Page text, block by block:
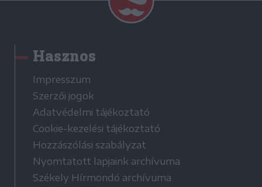
Hasznos
Impresszum
Szerzői jogok
Adatvédelmi tájékoztató
Cookie-kezelési tájékoztató
Hozzászólási szabályzat
Nyomtatott lapjaink archívuma
Székely Hírmondó archívuma